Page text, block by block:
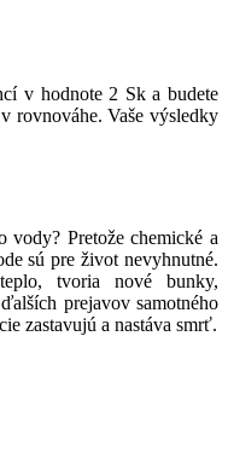
v hodnote 2 Sk a budete
rovnováhe. Vaše výsledky
vody? Pretože chemické a
sú pre život nevyhnutné.
tvoria nové bunky,
prejavov samotného
zastavujú a nastáva smrť.